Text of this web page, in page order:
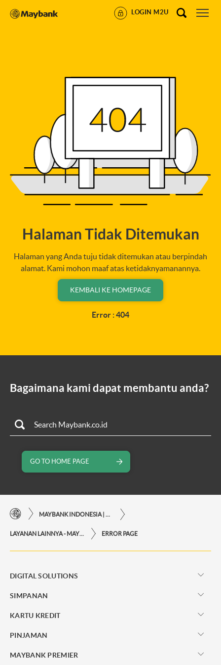
LOGIN M2U
Halaman Tidak Ditemukan
Halaman yang Anda tuju tidak ditemukan atau berpindah
alamat. Kami mohon maaf atas ketidaknyamanannya.
KEMBALI KE HOMEPAGE
Error : 404
Bagaimana kami dapat membantu anda?
GO TO HOME PAGE
ERROR PAGE
DIGITAL SOLUTIONS
SIMPANAN
KARTU KREDIT
PINJAMAN
MAYBANK PREMIER